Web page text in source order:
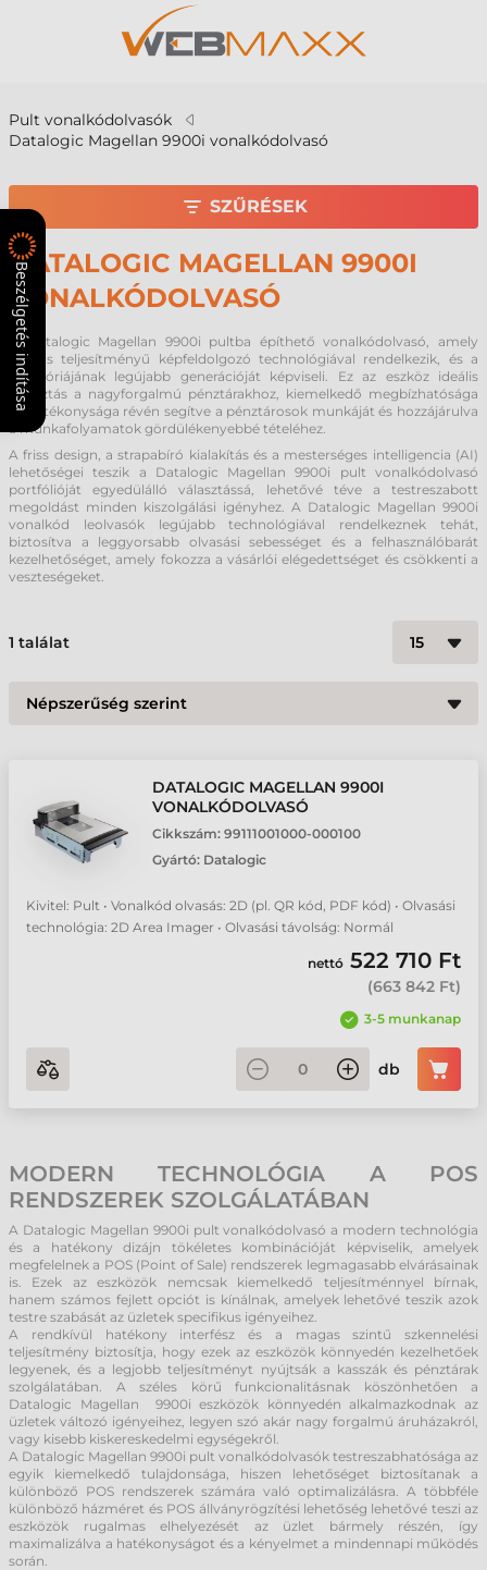
Pult vonalkódolvasók
Datalogic Magellan 9900i vonalkódolvasó
DATALOGIC MAGELLAN 9900I
VONALKÓDOLVASÓ
A Datalogic Magellan 9900i pultba építhető vonalkódolvasó, amely
magas teljesítményű képfeldolgozó technológiával rendelkezik, és a
kategóriájának legújabb generációját képviseli. Ez az eszköz ideális
választás a nagyforgalmú pénztárakhoz, kiemelkedő megbízhatósága
és hatékonysága révén segítve a pénztárosok munkáját és hozzájárulva
a munkafolyamatok gördülékenyebbé tételéhez.
A friss design, a strapabíró kialakítás és a mesterséges intelligencia (AI)
lehetőségei teszik a Datalogic Magellan 9900i pult vonalkódolvasó
portfólióját egyedülálló választássá, lehetővé téve a testreszabott
megoldást minden kiszolgálási igényhez. A Datalogic Magellan 9900i
vonalkód leolvasók legújabb technológiával rendelkeznek tehát,
biztosítva a leggyorsabb olvasási sebességet és a felhasználóbarát
kezelhetőséget, amely fokozza a vásárlói elégedettséget és csökkenti a
veszteségeket.
1 találat
DATALOGIC MAGELLAN 9900I
VONALKÓDOLVASÓ
Cikkszám: 99111001000-000100
Gyártó: Datalogic
Kivitel: Pult • Vonalkód olvasás: 2D (pl. QR kód, PDF kód) • Olvasási
technológia: 2D Area Imager • Olvasási távolság: Normál
nettó 522 710 Ft
(663 842 Ft)
3-5 munkanap
db
SZŰRÉSEK
MODERN TECHNOLÓGIA A POS
RENDSZEREK SZOLGÁLATÁBAN
A Datalogic Magellan 9900i pult vonalkódolvasó a modern technológia
és a hatékony dizájn tökéletes kombinációját képviselik, amelyek
megfelelnek a POS (Point of Sale) rendszerek legmagasabb elvárásainak
is. Ezek az eszközök nemcsak kiemelkedő teljesítménnyel bírnak,
hanem számos fejlett opciót is kínálnak, amelyek lehetővé teszik azok
testre szabását az üzletek specifikus igényeihez.
A rendkívül hatékony interfész és a magas szintű szkennelési
teljesítmény biztosítja, hogy ezek az eszközök könnyedén kezelhetőek
legyenek, és a legjobb teljesítményt nyújtsák a kasszák és pénztárak
szolgálatában. A széles körű funkcionalitásnak köszönhetően a
Datalogic Magellan 9900i eszközök könnyedén alkalmazkodnak az
üzletek változó igényeihez, legyen szó akár nagy forgalmú áruházakról,
vagy kisebb kiskereskedelmi egységekről.
A Datalogic Magellan 9900i pult vonalkódolvasók testreszabhatósága az
egyik kiemelkedő tulajdonsága, hiszen lehetőséget biztosítanak a
különböző POS rendszerek számára való optimalizálásra. A többféle
különböző házméret és POS állványrögzítési lehetőség lehetővé teszi az
eszközök rugalmas elhelyezését az üzlet bármely részén, így
maximalizálva a hatékonyságot és a kényelmet a mindennapi működés
során.
Beszélgetés indítása